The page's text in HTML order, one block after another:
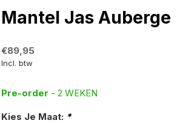
Mantel Jas Auberge
€89,95
Incl. btw
Pre-order - 2 WEKEN
Kies Je Maat: *